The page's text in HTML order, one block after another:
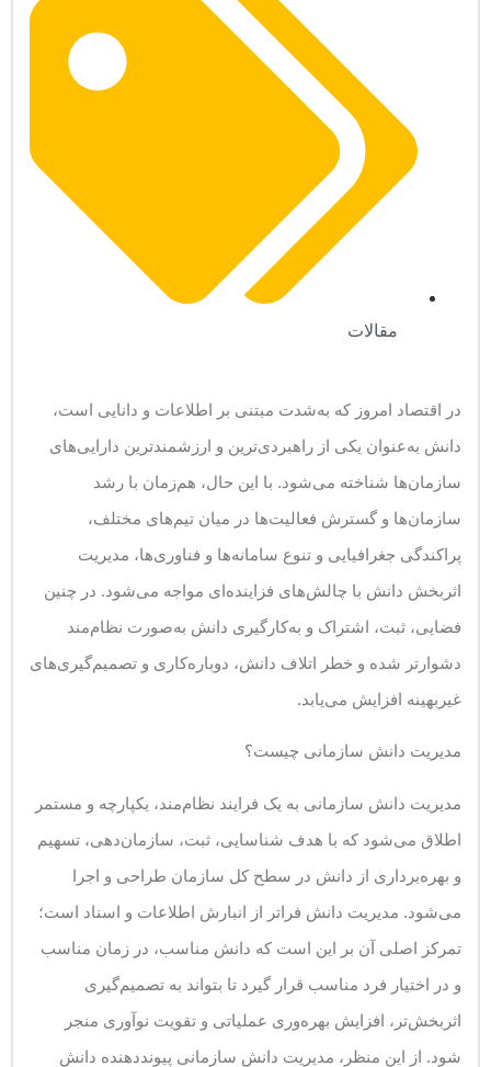
مقالات
در اقتصاد امروز که به‌شدت مبتنی بر اطلاعات و دانایی است،
دانش به‌عنوان یکی از راهبردی‌ترین و ارزشمندترین دارایی‌های
سازمان‌ها شناخته می‌شود. با این حال، هم‌زمان با رشد
سازمان‌ها و گسترش فعالیت‌ها در میان تیم‌های مختلف،
پراکندگی جغرافیایی و تنوع سامانه‌ها و فناوری‌ها، مدیریت
اثربخش دانش با چالش‌های فزاینده‌ای مواجه می‌شود. در چنین
فضایی، ثبت، اشتراک و به‌کارگیری دانش به‌صورت نظام‌مند
دشوارتر شده و خطر اتلاف دانش، دوباره‌کاری و تصمیم‌گیری‌های
غیر‌بهینه افزایش می‌یابد.
مدیریت دانش سازمانی چیست؟
مدیریت دانش سازمانی به یک فرایند نظام‌مند، یکپارچه و مستمر
اطلاق می‌شود که با هدف شناسایی، ثبت، سازمان‌دهی، تسهیم
و بهره‌برداری از دانش در سطح کل سازمان طراحی و اجرا
می‌شود. مدیریت دانش فراتر از انبارش اطلاعات و اسناد است؛
تمرکز اصلی آن بر این است که دانش مناسب، در زمان مناسب
و در اختیار فرد مناسب قرار گیرد تا بتواند به تصمیم‌گیری
اثربخش‌تر، افزایش بهره‌وری عملیاتی و تقویت نوآوری منجر
شود. از این منظر، مدیریت دانش سازمانی پیونددهنده دانش